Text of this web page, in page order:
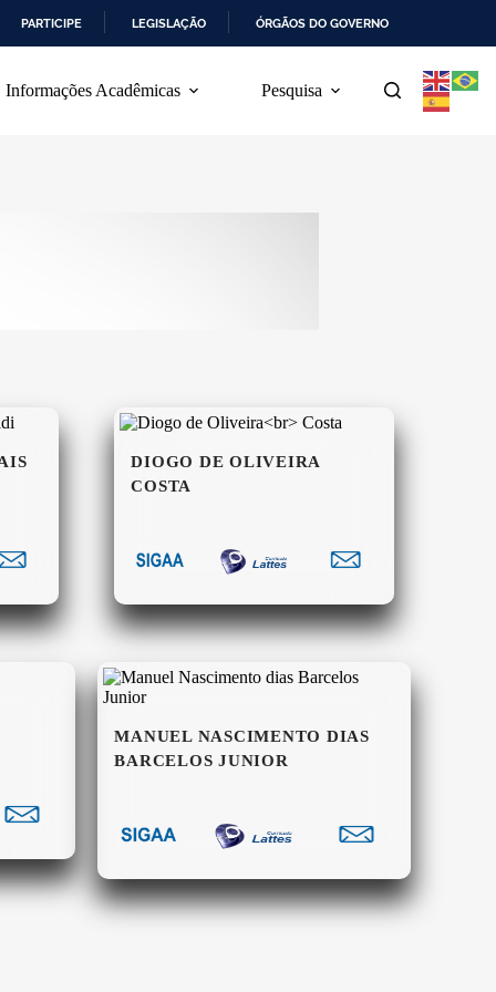
PARTICIPE LEGISLAÇÃO ÓRGÃOS DO GOVERNO
Informações Acadêmicas Pesquisa
DIOGO DE OLIVEIRA
COSTA
MANUEL NASCIMENTO DIAS
BARCELOS JUNIOR